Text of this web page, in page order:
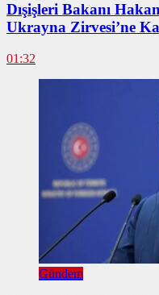
Dışişleri Bakanı
Ukrayna Zirvesi’ne
01:32
Gündem